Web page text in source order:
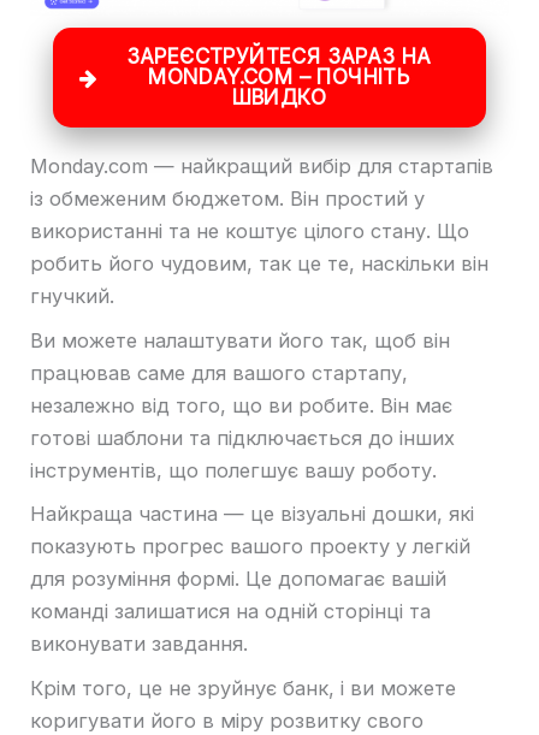
ЗАРЕЄСТРУЙТЕСЯ ЗАРАЗ НА
MONDAY.COM – ПОЧНІТЬ
ШВИДКО
Monday.com — найкращий вибір для стартапів
із обмеженим бюджетом. Він простий у
використанні та не коштує цілого стану. Що
робить його чудовим, так це те, наскільки він
гнучкий.
Ви можете налаштувати його так, щоб він
працював саме для вашого стартапу,
незалежно від того, що ви робите. Він має
готові шаблони та підключається до інших
інструментів, що полегшує вашу роботу.
Найкраща частина — це візуальні дошки, які
показують прогрес вашого проекту у легкій
для розуміння формі. Це допомагає вашій
команді залишатися на одній сторінці та
виконувати завдання.
Крім того, це не зруйнує банк, і ви можете
коригувати його в міру розвитку свого